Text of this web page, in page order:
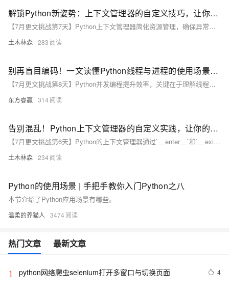
解锁Python新姿势：上下文管理器的自定义技巧，让你的编程之路更顺畅
【7月更文挑战第7天】Python上下文管理器简化资源管理，确保异常时资源正确释放。通过实现`__enter__`和`__exit__`或使用`contextmanager`装饰器自定义管理器。示例展示了类定义和装饰器方法。自定义管理器提升代码可读性，防止资源泄露，是高效编程的关键。**
土木林森 283
别再盲目编码！一文读懂Python线程与进程的使用场景与限制，助你成为并发编程高手！
【7月更文挑战第8天】Python并发编程提升效率，关键在于理解线程和进程的适用场景。I/O密集型任务如Web服务器适合用线程，示例展示了使用`threading`处理HTTP请求。CPU密集型任务则利用`multiprocessing`创建进程，绕过GIL限制，实现多核利用。注意线程的GIL限制和进程的开销，选择合适模型以优化并发性能。
东方睿赢 314
告别混乱！Python上下文管理器的自定义实践，让你的代码更加整洁有序
【7月更文挑战第6天】Python的上下文管理器通过`__enter__`和`__exit__`方法自动处理资源的获取与释放，如文件操作。使用with语句结合自定义类（如`FileManager`示例），能确保文件在使用后正确关闭，防止资源泄漏，提升代码整洁度和健壮性。自定义上下文管理器是代码模块化和错误处理的好实践。
土木林森 234
Python的使用场景 | 手把手教你入门Python之八
本节介绍了Python应用场景有哪些。
温柔的养猫人 3474
热门文章 最新文章
1 python网络爬虫selenium打开多窗口与切换页面 4